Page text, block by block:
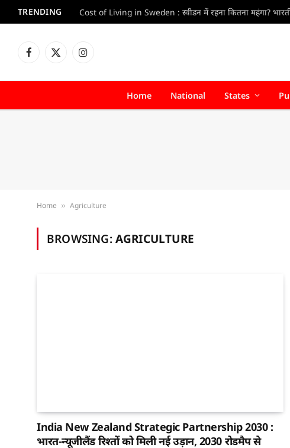
TRENDING
Facebook
X
Instagram
Home National States
Home » Agriculture
BROWSING: AGRICULTURE
India New Zealand Strategic Partnership 2030 :
भारत-न्यूजीलैंड रिश्तों को मिली नई उड़ान, 2030 रोडमैप से